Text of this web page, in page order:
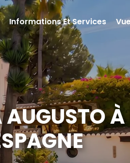
Informations Et Services